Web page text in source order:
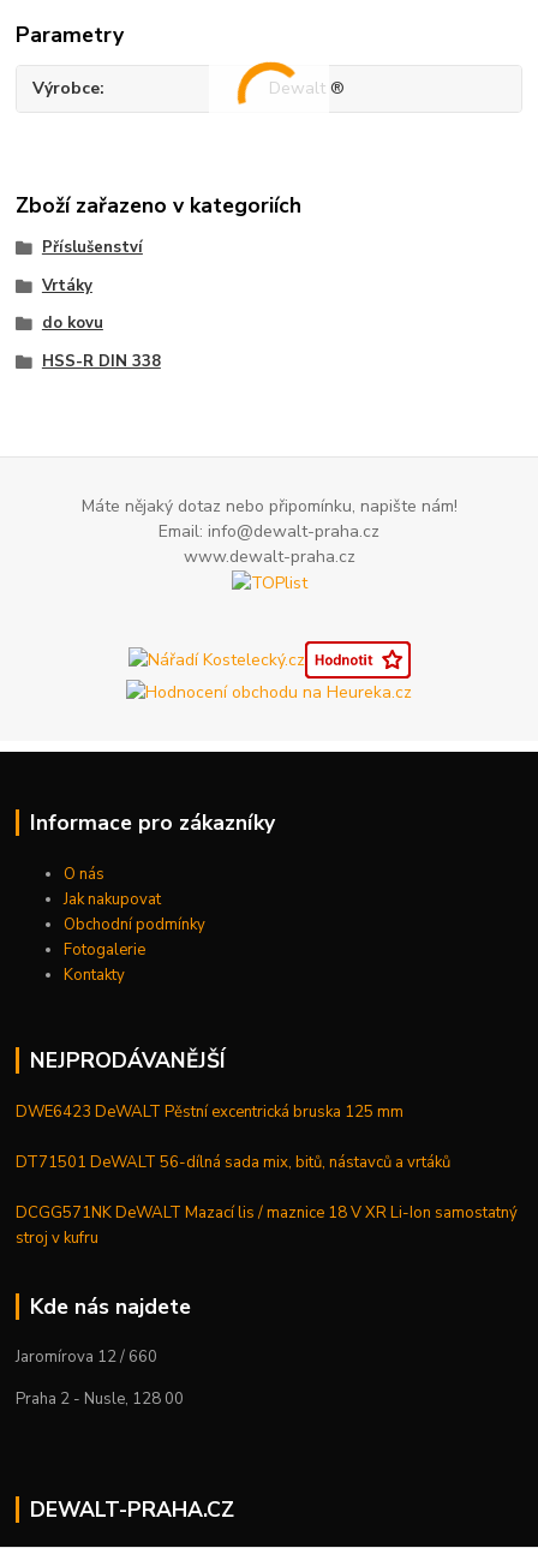
Parametry
Výrobce Dewalt ®
Zboží zařazeno v kategoriích
Příslušenství
Vrtáky
do kovu
HSS-R DIN 338
Máte nějaký dotaz nebo připomínku, napište nám!
Email: info@dewalt-praha.cz
www.dewalt-praha.cz
Informace pro zákazníky
O nás
Jak nakupovat
Obchodní podmínky
Fotogalerie
Kontakty
NEJPRODÁVANĚJŠÍ
DWE6423 DeWALT Pěstní excentrická bruska 125 mm
DT71501 DeWALT 56-dílná sada mix, bitů, nástavců a vrtáků
DCGG571NK DeWALT Mazací lis / maznice 18 V XR Li-Ion samostatný
stroj v kufru
Kde nás najdete
Jaromírova 12 / 660
Praha 2 - Nusle, 128 00
DEWALT-PRAHA.CZ